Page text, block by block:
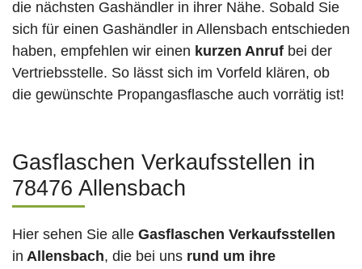
die nächsten Gashändler in ihrer Nähe. Sobald Sie
sich für einen Gashändler in Allensbach entschieden
haben, empfehlen wir einen kurzen Anruf bei der
Vertriebsstelle. So lässt sich im Vorfeld klären, ob
die gewünschte Propangasflasche auch vorrätig ist!
Gasflaschen Verkaufsstellen in
78476 Allensbach
Hier sehen Sie alle Gasflaschen Verkaufsstellen
in Allensbach, die bei uns rund um ihre